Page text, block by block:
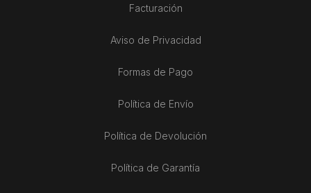
Facturación
Aviso de Privacidad
Formas de Pago
Política de Envío
Política de Devolución
Política de Garantía